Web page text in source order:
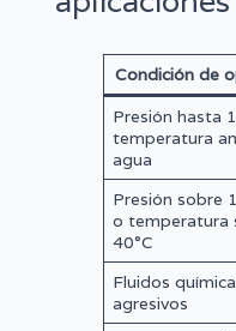
Condición de
Presión hasta
temperatura
agua
Presión sobre
o temperatura
40°C
Fluidos
agresivos